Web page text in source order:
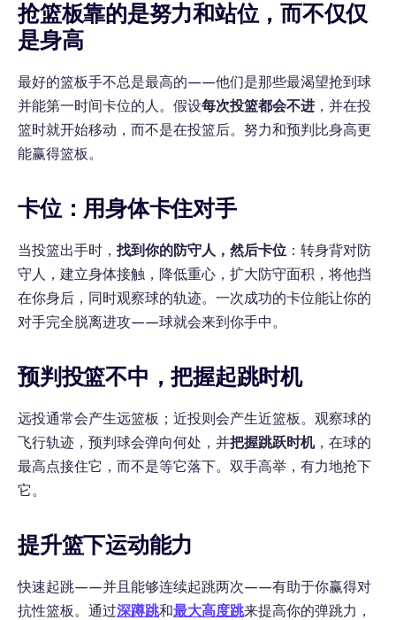
抢篮板靠的是努力和站位，而不仅仅
是身高
最好的篮板手不总是最高的——他们是那些最渴望抢到球
并能第一时间卡位的人。假设每次投篮都会不进 ，并在投
篮时就开始移动，而不是在投篮后。努力和预判比身高更
能赢得篮板。
卡位：用身体卡住对手
当投篮出手时， 找到你的防守人，然后卡位 ：转身背对防
守人，建立身体接触，降低重心，扩大防守面积，将他挡
在你身后，同时观察球的轨迹。一次成功的卡位能让你的
对手完全脱离进攻——球就会来到你手中。
预判投篮不中，把握起跳时机
远投通常会产生远篮板；近投则会产生近篮板。观察球的
飞行轨迹，预判球会弹向何处，并把握跳跃时机，在球的
最高点接住它，而不是等它落下。双手高举，有力地抢下
它。
提升篮下运动能力
快速起跳——并且能够连续起跳两次——有助于你赢得对
抗性篮板。通过深蹲跳和最大高度跳来提高你的弹跳力，